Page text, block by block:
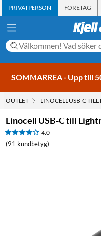
PRIVATPERSON FÖRETAG
SOMMARREA - Upp till
OUTLET LINOCELL USB-C TILL
Linocell USB-C till
4.0
(91 kundbetyg)